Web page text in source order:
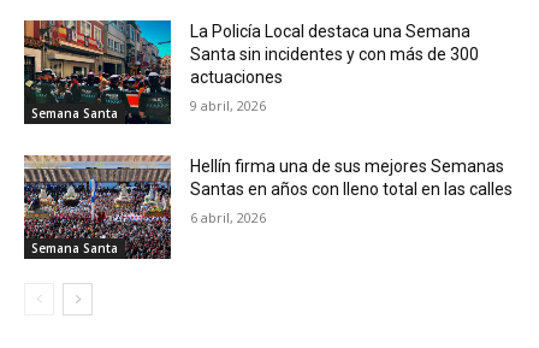
Semana Santa
La Policía Local destaca una Semana
Santa sin incidentes y con más de 300
actuaciones
9 abril, 2026
Semana Santa
Hellín firma una de sus mejores Semanas
Santas en años con lleno total en las calles
6 abril, 2026